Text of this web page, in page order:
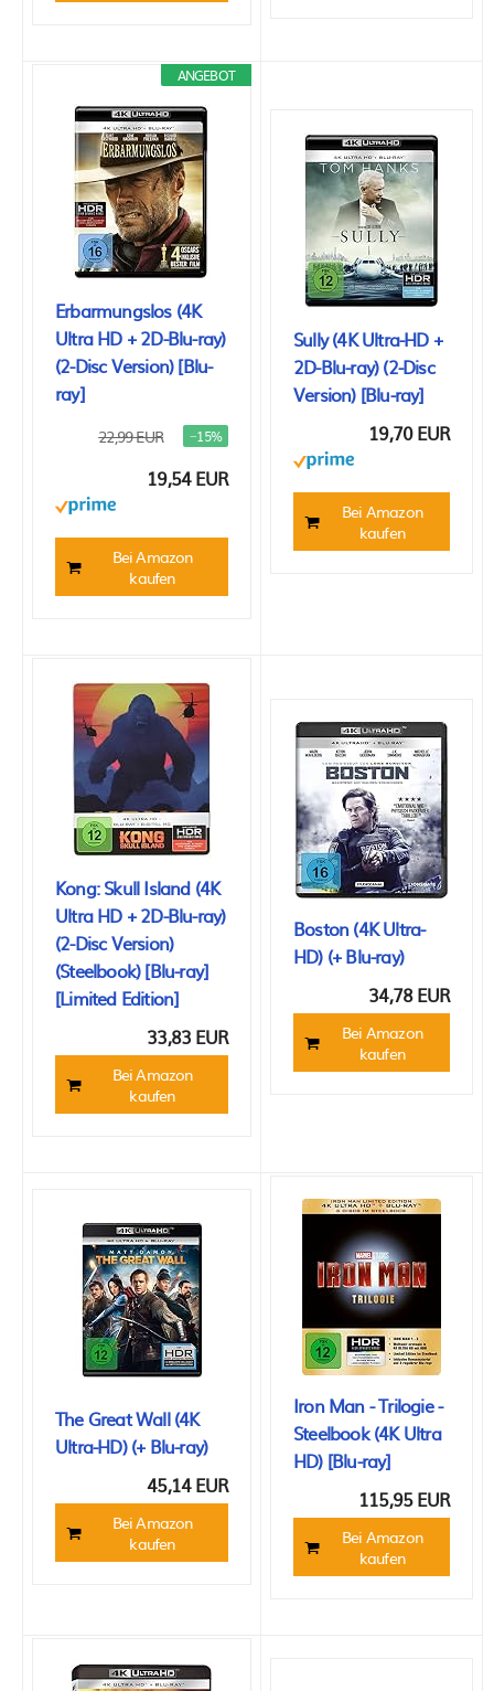
ANGEBOT
Erbarmungslos (4K
Ultra HD + 2D-Blu-ray)
(2-Disc Version) [Blu-
ray]
22,99 EUR −15%
19,54 EUR
Bei Amazon
kaufen
Sully (4K Ultra-HD +
2D-Blu-ray) (2-Disc
Version) [Blu-ray]
19,70 EUR
Bei Amazon
kaufen
Kong: Skull Island (4K
Ultra HD + 2D-Blu-ray)
(2-Disc Version)
(Steelbook) [Blu-ray]
[Limited Edition]
33,83 EUR
Bei Amazon
kaufen
Boston (4K Ultra-
HD) (+ Blu-ray)
34,78 EUR
Bei Amazon
kaufen
The Great Wall (4K
Ultra-HD) (+ Blu-ray)
45,14 EUR
Bei Amazon
kaufen
Iron Man - Trilogie -
Steelbook (4K Ultra
HD) [Blu-ray]
115,95 EUR
Bei Amazon
kaufen